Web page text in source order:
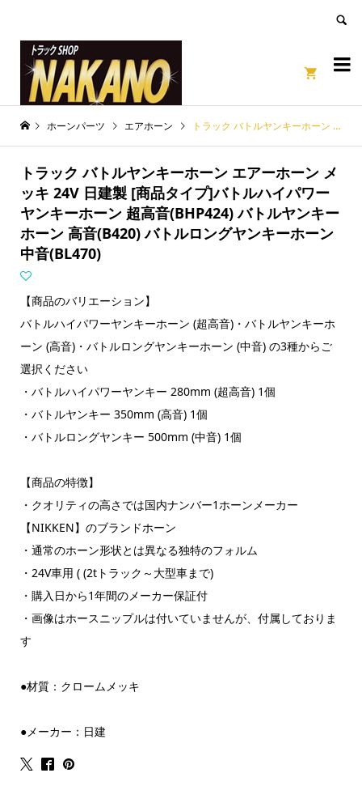


ホーンパーツ エアホーン トラック バトルヤンキーホーン エアーホーン メッキ 24V 日建製 [商品タイプ]バトルハイパワーヤンキーホーン 超高音(BHP424) バトルヤンキーホーン 高音(B420) バトルロングヤンキーホーン 中音(BL470)
トラック バトルヤンキーホーン エアーホーン メ
ッキ 24V 日建製 [商品タイプ]バトルハイパワー
ヤンキーホーン 超高音(BHP424) バトルヤンキー
ホーン 高音(B420) バトルロングヤンキーホーン
中音(BL470)
【商品のバリエーション】
バトルハイパワーヤンキーホーン (超高音)・バトルヤンキーホ
ーン (高音)・バトルロングヤンキーホーン (中音) の3種からご
選択ください
・バトルハイパワーヤンキー 280mm (超高音) 1個
・バトルヤンキー 350mm (高音) 1個
・バトルロングヤンキー 500mm (中音) 1個
【商品の特徴】
・クオリティの高さでは国内ナンバー1ホーンメーカー
【NIKKEN】のブランドホーン
・通常のホーン形状とは異なる独特のフォルム
・24V車用 ( (2tトラック～大型車まで)
・購入日から1年間のメーカー保証付
・画像はホースニップルは付いていませんが、付属しておりま
す
●材質：クロームメッキ
●メーカー：日建